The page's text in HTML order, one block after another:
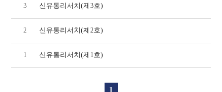
3 신유통리서치(제3호)
2 신유통리서치(제2호)
1 신유통리서치(제1호)
1